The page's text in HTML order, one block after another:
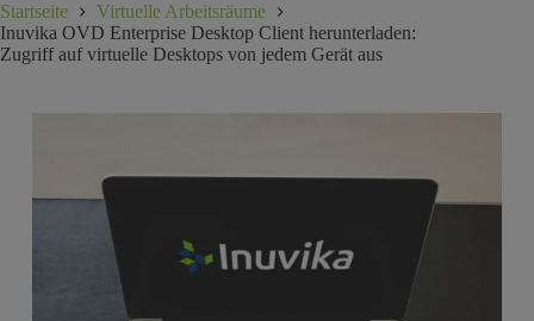
Startseite
Virtuelle Arbeitsräume
Inuvika OVD Enterprise Desktop Client herunterladen:
Zugriff auf virtuelle Desktops von jedem Gerät aus